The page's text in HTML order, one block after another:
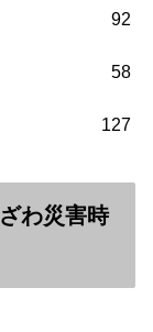
92
58
127
わ災害時